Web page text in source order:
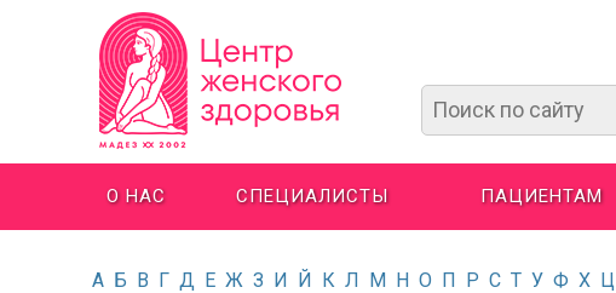
О НАС СПЕЦИАЛИСТЫ ПАЦИЕНТАМ
А Б В Г Д Е Ж З И Й К Л М Н О П Р С Т У Ф Х Ц